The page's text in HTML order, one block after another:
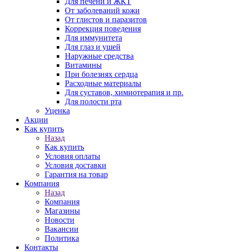
От заболеваний кожи
От глистов и паразитов
Коррекция поведения
Для иммунитета
Для глаз и ушей
Наружные средства
Витамины
При болезнях сердца
Расходные материалы
Для суставов, химиотерапия и пр.
Для полости рта
Уценка
Акции
Как купить
Назад
Как купить
Условия оплаты
Условия доставки
Гарантия на товар
Компания
Назад
Компания
Магазины
Новости
Вакансии
Политика
Контакты